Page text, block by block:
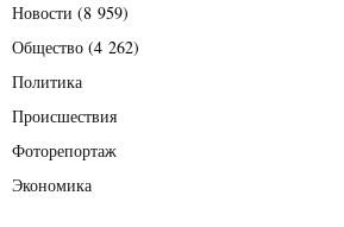
Новости (8 959)
Общество (4 262)
Политика
Происшествия
Фоторепортаж
Экономика